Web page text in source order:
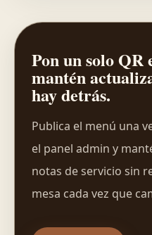
Pon un solo QR
mantén
hay detrás.
Publica el menú una
el panel admin y
notas de servicio sin
mesa cada vez que